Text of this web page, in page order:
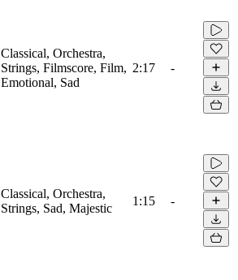
Classical, Orchestra,
Strings, Filmscore, Film,
Emotional, Sad
2:17 -
Classical, Orchestra,
Strings, Sad, Majestic
1:15 -